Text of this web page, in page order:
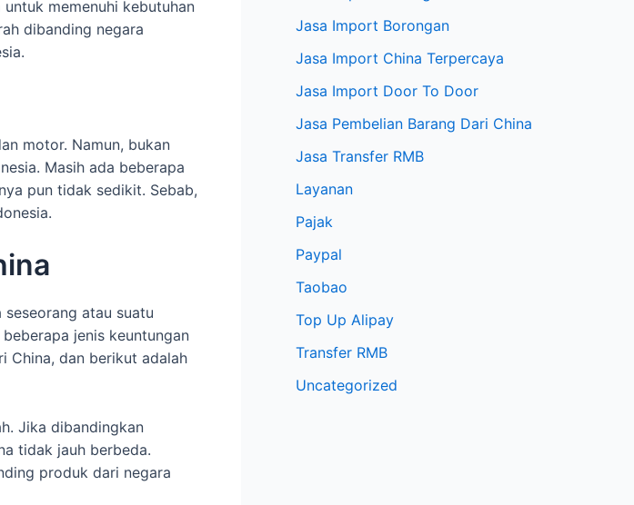
memenuhi kebutuhan
dibanding negara
motor. Namun, bukan
Masih ada beberapa
pun tidak sedikit. Sebab,
atau suatu
jenis keuntungan
China, dan berikut adalah
Jika dibandingkan
tidak jauh berbeda.
produk dari negara
Jasa Import Borongan
Jasa Import China Terpercaya
Jasa Import Door To Door
Jasa Pembelian Barang Dari China
Jasa Transfer RMB
Layanan
Pajak
Paypal
Taobao
Top Up Alipay
Transfer RMB
Uncategorized